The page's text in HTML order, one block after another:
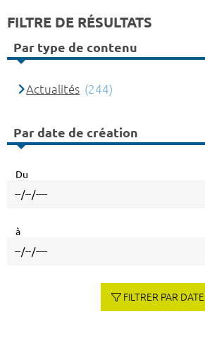
FILTRE DE RÉSULTATS
Par type de contenu
Actualités (244)
Par date de création
Du
à
FILTRER PAR DATE